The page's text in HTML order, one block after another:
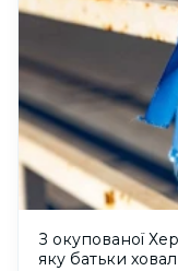
З окупованої
яку батьки